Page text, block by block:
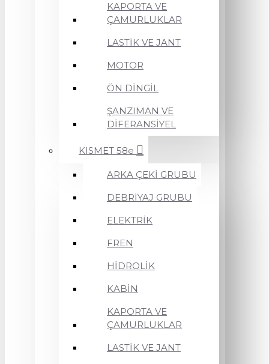
KAPORTA VE
ÇAMURLUKLAR
LASTİK VE JANT
MOTOR
ÖN DİNGİL
ŞANZIMAN VE
DİFERANSİYEL
KISMET 58e
ARKA ÇEKİ GRUBU
DEBRİYAJ GRUBU
ELEKTRİK
FREN
HİDROLİK
KABİN
KAPORTA VE
ÇAMURLUKLAR
LASTİK VE JANT